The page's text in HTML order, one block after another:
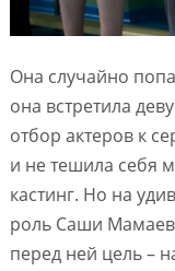
Она случайно
она встретила
отбор актеров к
и не тешила себя
кастинг. Но на
роль Саши
перед ней цель –